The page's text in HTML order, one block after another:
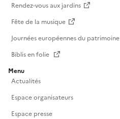
Rendez-vous aux jardins
Fête de la musique
Journées européennes du patrimoine
Biblis en folie
Menu
Actualités
Espace organisateurs
Espace presse